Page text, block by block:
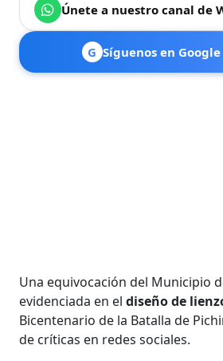
Únete a nuestro canal de
G Síguenos en
Una equivocación del Municipio
evidenciada en eldiseño de
Bicentenario de la Batalla de
de críticas en redes sociales.